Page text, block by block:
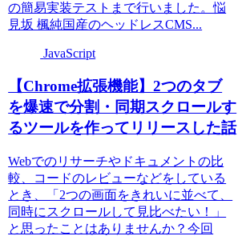
の簡易実装テストまで行いました。悩
見坂 楓純国産のヘッドレスCMS...
JavaScript
【Chrome拡張機能】2つのタブ
を爆速で分割・同期スクロールす
るツールを作ってリリースした話
Webでのリサーチやドキュメントの比
較、コードのレビューなどをしている
とき、「2つの画面をきれいに並べて、
同時にスクロールして見比べたい！」
と思ったことはありませんか？今回